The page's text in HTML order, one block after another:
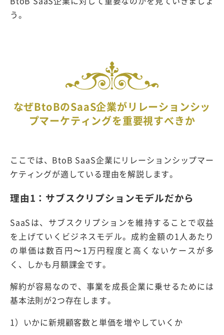
う。
なぜBtoBのSaaS企業がリレーションシッ
プマーケティングを重要視すべきか
ここでは、BtoB SaaS企業にリレーションシップマー
ケティングが適している理由を解説します。
理由1：サブスクリプションモデルだから
SaaSは、サブスクリプションを維持することで収益
を上げていくビジネスモデル。成約金額の1人あたり
の単価は数百円〜1万円程度と高くないケースが多
く、しかも月額課金です。
解約が容易なので、事業を成長企業に乗せるためには
基本法則が2つ存在します。
1）いかに新規顧客数と単価を増やしていくか